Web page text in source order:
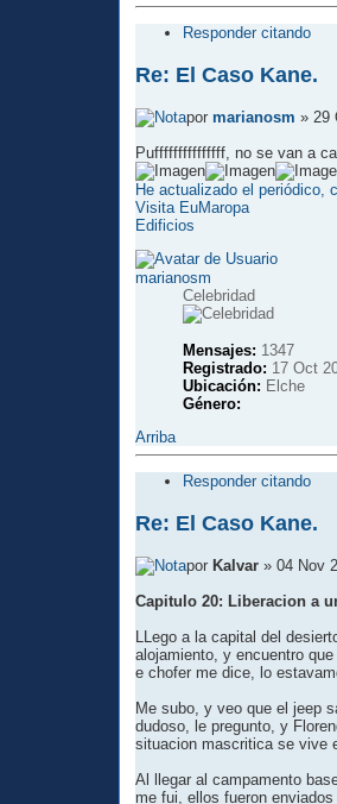
Responder citando
Re: El Caso Kane.
pormarianosm » 29
Pufffffffffffffff, no se van a
He actualizado el periódico,
Visita EuMaropa
Edificios
marianosm
Celebridad
Mensajes: 1347
Registrado: 17 Oct
Ubicación: Elche
Género:
Arriba
Responder citando
Re: El Caso Kane.
por Kalvar » 04 Nov
Capitulo 20: Liberacion a
LLego a la capital del
alojamiento, y encuentro
e chofer me dice, lo
Me subo, y veo que el jeep
dudoso, le pregunto, y
situacion mascritica se vive
Al llegar al campamento
me fui, ellos fueron